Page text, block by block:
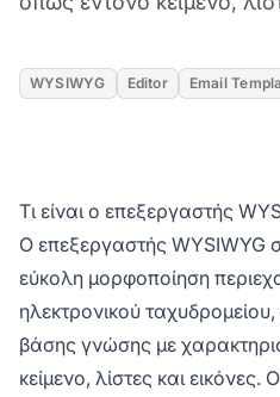
WYSIWYG Editor Email
Τι είναι ο επεξεργαστής
Ο επεξεργαστής WYSIWYG
εύκολη μορφοποίηση
ηλεκτρονικού
βάσης γνώσης με
κείμενο, λίστες και